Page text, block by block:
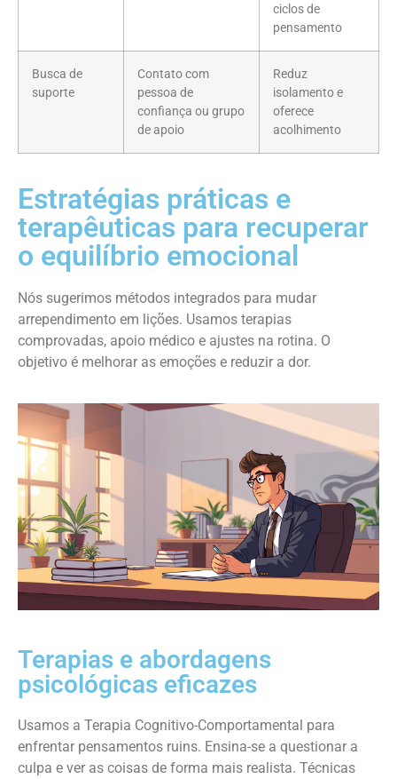
ciclos de
pensamento
Busca de
suporte
Contato com
pessoa de
confiança ou grupo
de apoio
Reduz
isolamento e
oferece
acolhimento
Estratégias práticas e
terapêuticas para recuperar
o equilíbrio emocional
Nós sugerimos métodos integrados para mudar
arrependimento em lições. Usamos terapias
comprovadas, apoio médico e ajustes na rotina. O
objetivo é melhorar as emoções e reduzir a dor.
Terapias e abordagens
psicológicas eficazes
Usamos a Terapia Cognitivo-Comportamental para
enfrentar pensamentos ruins. Ensina-se a questionar a
culpa e ver as coisas de forma mais realista. Técnicas